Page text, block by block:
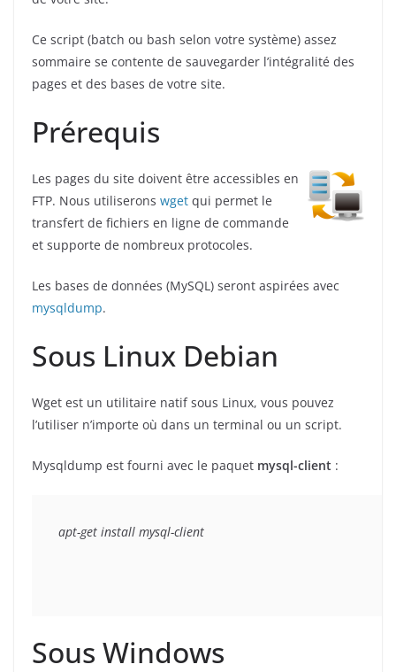
Ce script (batch ou bash selon votre système) assez
sommaire se contente de sauvegarder l’intégralité des
pages et des bases de votre site.
Prérequis
Les pages du site doivent être accessibles en
FTP. Nous utiliserons wget qui permet le
transfert de fichiers en ligne de commande
et supporte de nombreux protocoles.
Les bases de données (MySQL) seront aspirées avec
mysqldump.
Sous Linux Debian
Wget est un utilitaire natif sous Linux, vous pouvez
l’utiliser n’importe où dans un terminal ou un script.
Mysqldump est fourni avec le paquet mysql-client :
apt-get install mysql-client
Sous Windows